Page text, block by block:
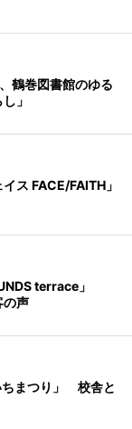
鶴巻図書館のゆる
」
ス FACE/FAITH」
terrace」
の声
ちまつり」 校舎と